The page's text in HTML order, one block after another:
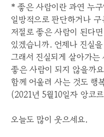
* 좋은 사람이란 과연 누
일방적으로 판단하거나
저절로 좋은 사람이 된다
있겠습니까. 언제나 진실
그래서 진실되게 살아가는
좋은 사람이 되지 않을까
함께 어울려 사는 것도 행
(2021년 5월10일자 앙코
오늘도 많이 웃으세요.